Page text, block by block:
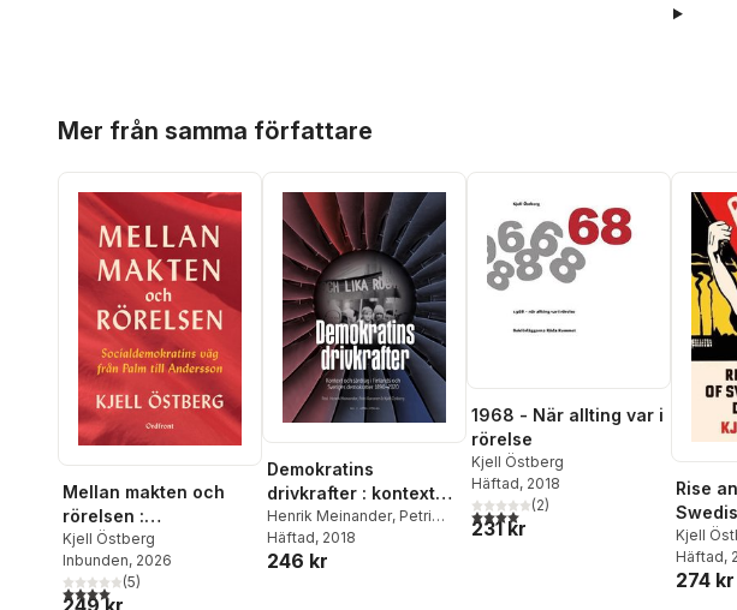
Mer från samma författare
Mellan makten och
rörelsen :
socialdemokratins väg
från Palm till
Andersson
Kjell Östberg
Inbunden, 2026
4,0utav 5 stjärnor. Totalt antal röster:
(5)
Demokratins
drivkrafter : kontext
och särdrag i Sveriges
och Finlands
demokratier 1890–
Henrik Meinander, Petri
Karonen,Kjell Östberg
Häftad, 2018
246 kr
1968 - När allting var i
rörelse
Kjell Östberg
Häftad, 2018
4,0utav 5 stjärnor. Totalt antal röster:
(2)
231 kr
Rise
Kjell
Häftad,
274 kr